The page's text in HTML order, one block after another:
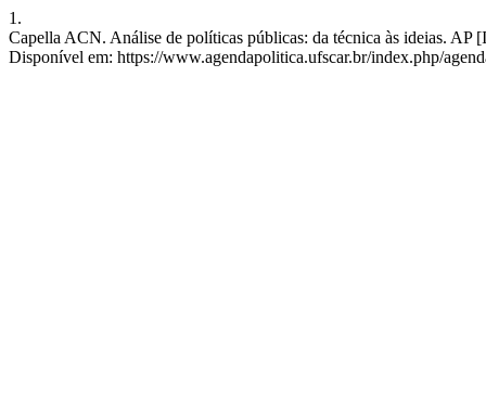
1.
Capella ACN. Análise de políticas públicas: da técnica às ideias. AP
Disponível em: https://www.agendapolitica.ufscar.br/index.php/